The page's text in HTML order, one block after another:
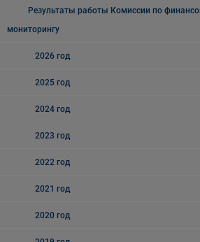
Результаты работы Комиссии по
мониторингу
2026 год
2025 год
2024 год
2023 год
2022 год
2021 год
2020 год